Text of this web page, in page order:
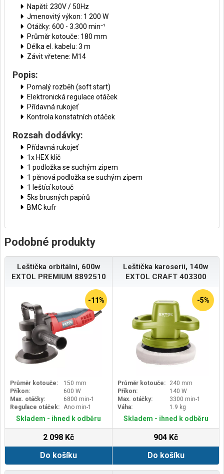
Napětí: 230V / 50Hz
Jmenovitý výkon: 1 200 W
Otáčky: 600 - 3.300 min⁻¹
Průměr kotouče: 180 mm
Délka el. kabelu: 3 m
Závit vřetene: M14
Popis:
Pomalý rozběh (soft start)
Elektronická regulace otáček
Přídavná rukojeť
Kontrola konstatních otáček
Rozsah dodávky:
Přídavná rukojeť
1x HEX klíč
1 podložka se suchým zipem
1 pěnová podložka se suchým zipem
1 leštící kotouč
5ks brusných papírů
BMC kufr
Podobné produkty
Leštička orbitální, 600w
EXTOL PREMIUM 8892510
-11%
Průměr kotouče:
150 mm
Příkon:
600 W
Max. otáčky:
6800 min-1
Regulace otáček:
Ano min-1
Skladem - ihned k odběru
2 098 Kč
Do košíku
Leštička karoserií, 140w
EXTOL CRAFT 403300
-5%
Průměr kotouče:
240 mm
Příkon:
140 W
Max. otáčky:
3300 min-1
Váha:
1.9 kg
Skladem - ihned k odběru
904 Kč
Do košíku